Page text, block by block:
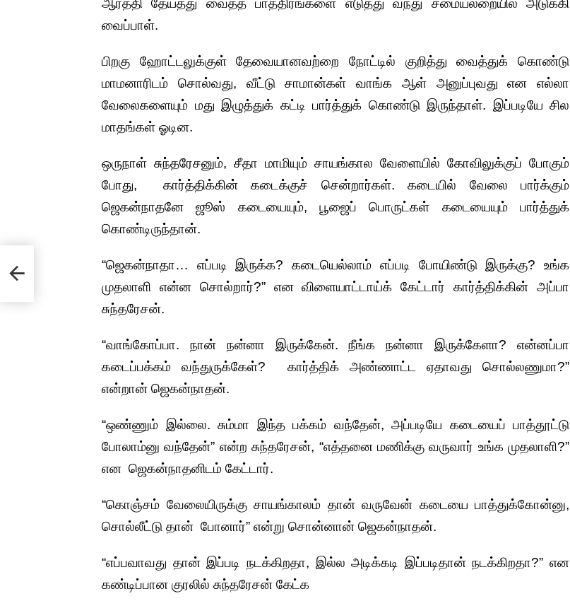
ஆர்த்தி தேய்த்து வைத்த பாத்திரங்களை எடுத்து வந்து சமையலறையில் அடுக்கி
வைப்பாள்.
பிறகு ஹோட்டலுக்குள் தேவையானவற்றை நோட்டில் குறித்து வைத்துக் கொண்டு
மாமனாரிடம் சொல்வது, வீட்டு சாமான்கள் வாங்க ஆள் அனுப்புவது என எல்லா
வேலைகளையும் மது இழுத்துக் கட்டி பார்த்துக் கொண்டு இருந்தாள். இப்படியே சில
மாதங்கள் ஓடின.
ஒருநாள் சுந்தரேசனும், சீதா மாமியும் சாயங்கால வேளையில் கோவிலுக்குப் போகும்
போது, கார்த்திக்கின் கடைக்குச் சென்றார்கள். கடையில் வேலை பார்க்கும்
ஜெகன்நாதனே ஜூஸ் கடையையும், பூஜைப் பொருட்கள் கடையையும் பார்த்துக்
கொண்டிருந்தான்.
“ஜெகன்நாதா… எப்படி இருக்க? கடையெல்லாம் எப்படி போயிண்டு இருக்கு? உங்க
முதலாளி என்ன சொல்றார்?” என விளையாட்டாய்க் கேட்டார் கார்த்திக்கின் அப்பா
சுந்தரேசன்.
“வாங்கோப்பா. நான் நன்னா இருக்கேன். நீங்க நன்னா இருக்கேளா? என்னப்பா
கடைப்பக்கம் வந்துருக்கேள்? கார்த்திக் அண்ணாட்ட ஏதாவது சொல்லணுமா?”
என்றான் ஜெகன்நாதன்.
“ஒண்ணும் இல்லை. சும்மா இந்த பக்கம் வந்தேன், அப்படியே கடையைப் பாத்தூட்டு
போலாம்னு வந்தேன்” என்ற சுந்தரேசன், “எத்தனை மணிக்கு வருவார் உங்க முதலாளி?”
என ஜெகன்நாதனிடம் கேட்டார்.
“கொஞ்சம் வேலையிருக்கு சாயங்காலம் தான் வருவேன் கடையை பாத்துக்கோன்னு,
சொல்லீட்டு தான் போனார்” என்று சொன்னான் ஜெகன்நாதன்.
“எப்பவாவது தான் இப்படி நடக்கிறதா, இல்ல அடிக்கடி இப்படிதான் நடக்கிறதா?” என
கண்டிப்பான குரலில் சுந்தரேசன் கேட்க